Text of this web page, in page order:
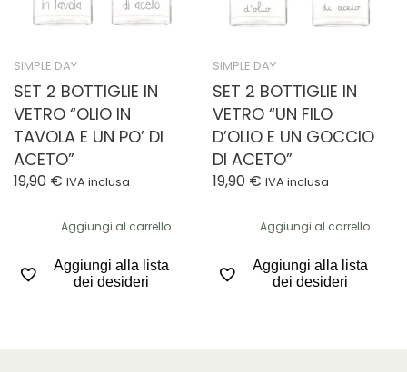
SIMPLE DAY
SET 2 BOTTIGLIE IN
VETRO “OLIO IN
TAVOLA E UN PO’ DI
ACETO”
19,90 € IVA inclusa
Aggiungi al carrello
Aggiungi alla lista
dei desideri
SIMPLE DAY
SET 2 BOTTIGLIE IN
VETRO “UN FILO
D’OLIO E UN GOCCIO
DI ACETO”
19,90 € IVA inclusa
Aggiungi al carrello
Aggiungi alla lista
dei desideri